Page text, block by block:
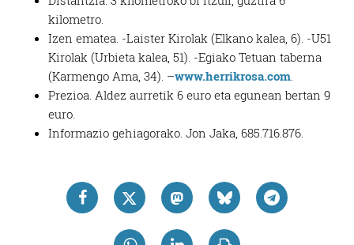
kilometro.
Izen ematea. -Laister Kirolak (Elkano kalea, 6). -U51
Kirolak (Urbieta kalea, 51). -Egiako Tetuan taberna
(Karmengo Ama, 34). –www.herrikrosa.com.
Prezioa. Aldez aurretik 6 euro eta egunean bertan 9
euro.
Informazio gehiagorako. Jon Jaka, 685.716.876.